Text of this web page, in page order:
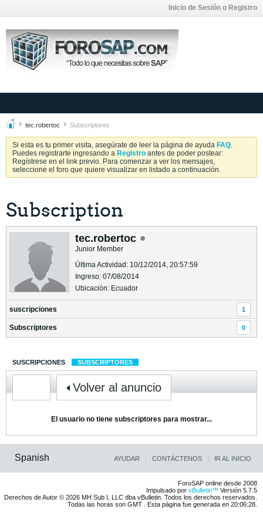
Inicio de Sesión o Registro
tec.robertoc Subscriptores
Si esta es tu primer visita, asegúrate de leer la página de ayuda FAQ.
Puedes registrarte ingresando a Registro antes de poder postear:
Regístrese en el link previo. Para comenzar a ver los mensajes,
seleccione el foro que quiere visualizar en listado a continuación.
Subscription
tec.robertoc
Junior Member
Última Actividad: 10/12/2014, 20:57:59
Ingreso: 07/08/2014
Ubicación: Ecuador
suscripciones 1
Subscriptores 0
SUSCRIPCIONES SUBSCRIPTORES
Volver al anuncio
El usuario no tiene subscriptores para mostrar...
Spanish AYUDAR CONTÁCTENOS IR AL INICIO
ForoSAP online desde 2008
Impulsado por vBulletin™ Versión 5.7.5
Derechos de Autor © 2026 MH Sub I, LLC dba vBulletin. Todos los derechos reservados.
Todas las horas son GMT . Esta página fue generada en 20:06:28.